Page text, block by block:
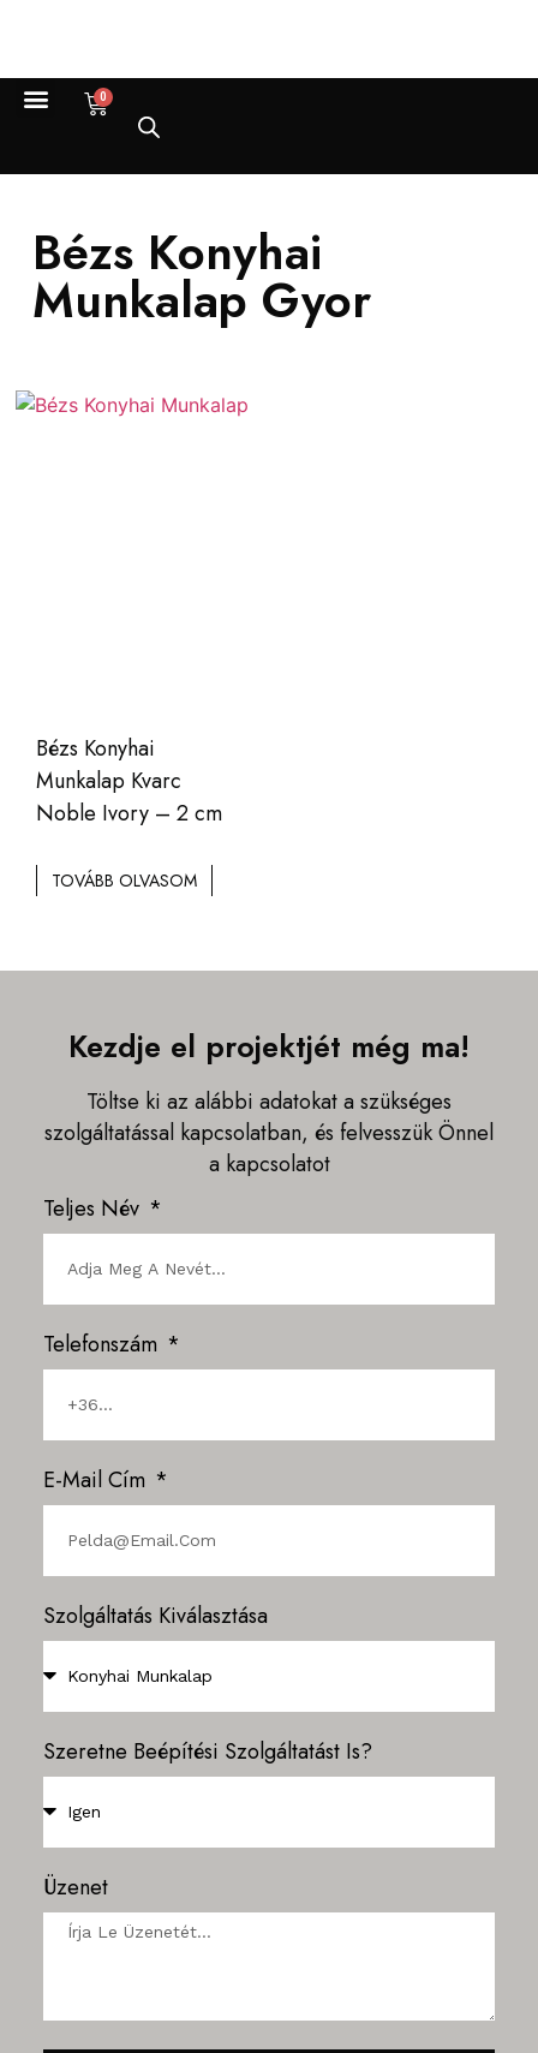
0
Bézs Konyhai
Munkalap Gyor
Bézs Konyhai
Munkalap Kvarc
Noble Ivory – 2 cm
TOVÁBB OLVASOM
Kezdje el projektjét még ma!
Töltse ki az alábbi adatokat a szükséges
szolgáltatással kapcsolatban, és felvesszük Önnel
a kapcsolatot
Teljes Név
Telefonszám
E-Mail Cím
Szolgáltatás Kiválasztása
Szeretne Beépítési Szolgáltatást Is?
Üzenet